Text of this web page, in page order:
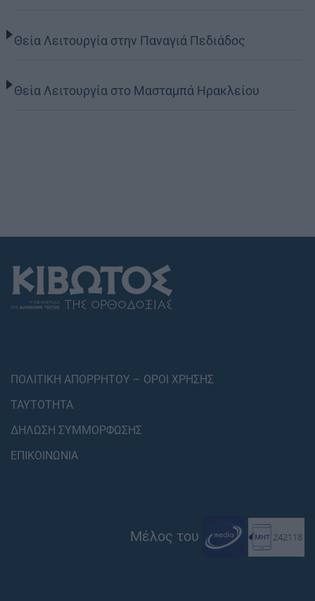
Θεία Λειτουργία στην Παναγιά Πεδιάδος
Θεία Λειτουργία στο Μασταμπά Ηρακλείου
ΠΟΛΙΤΙΚΗ ΑΠΟΡΡΗΤΟΥ – ΟΡΟΙ ΧΡΗΣΗΣ
ΤΑΥΤΟΤΗΤΑ
ΔΗΛΩΣΗ ΣΥΜΜΟΡΦΩΣΗΣ
ΕΠΙΚΟΙΝΩΝΙΑ
Μέλος του